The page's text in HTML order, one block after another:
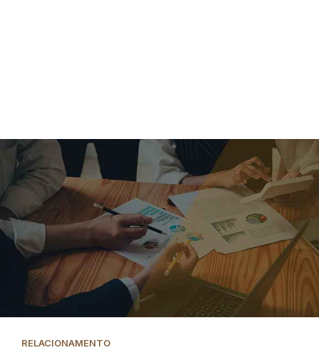
RELACIONAMENTO